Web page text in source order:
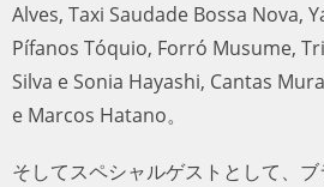
Alves, Taxi Saudade Bossa Nova,
Pífanos Tóquio, Forró Musume,
Silva e Sonia Hayashi, Cantas
e Marcos Hatano。
そしてスペシャルゲストとして、